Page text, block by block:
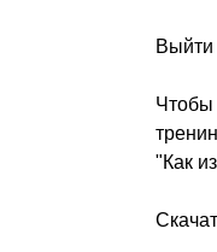
Выйти
Чтобы
"Как